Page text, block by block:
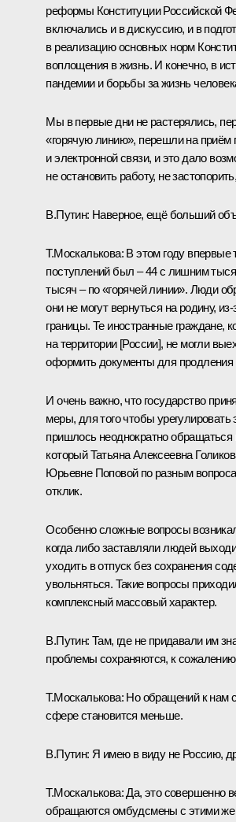
реформы Конституции Российской
включались и в дискуссию, и в
в реализацию основных норм
воплощения в жизнь. И конечно, в
пандемии и борьбы за жизнь
Мы в первые дни не растерялись,
«горячую линию», перешли на приём
и электронной связи, и это дало
не остановить работу, не
В.Путин: Наверное, ещё больший
Т.Москалькова: В этом году впервые
поступлений был – 44 с лишним
тысяч – по «горячей линии». Люди
они не могут вернуться на родину,
границы. Те иностранные граждане,
на территории [России], не могли
оформить документы для продления
И очень важно, что государство
меры, для того чтобы
пришлось неоднократно
которыйТатьяна Алексеевна
Юрьевне Поповойпо разным
отклик.
Особенно сложные вопросы
когда либо заставляли людей
уходить в отпуск без сохранения
увольняться. Такие вопросы
комплексный массовый характер.
В.Путин: Там, где не придавали им
проблемы сохраняются, к
Т.Москалькова: Но обращений к нам
сфере становится меньше.
В.Путин: Я имею в виду не Россию,
Т.Москалькова:Да, это совершенно
обращаются омбудсмены с этими же